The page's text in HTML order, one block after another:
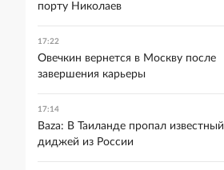
порту Николаев
17:22
Овечкин вернется в Москву после
завершения карьеры
17:14
Baza: В Таиланде пропал известный
диджей из России